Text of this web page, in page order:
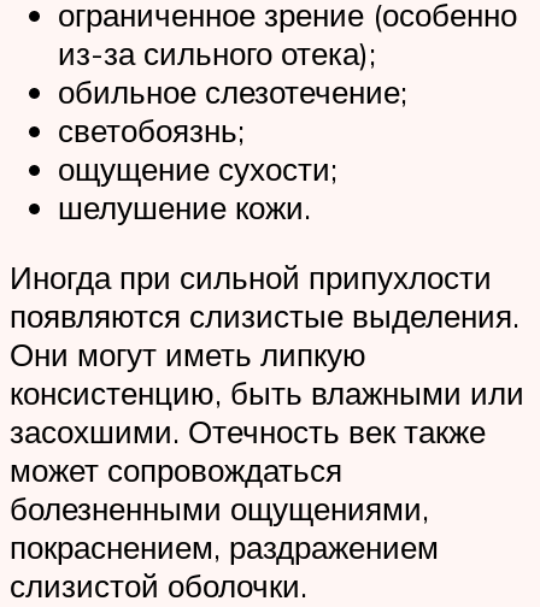
ограниченное зрение (особенно
из-за сильного отека);
обильное слезотечение;
светобоязнь;
ощущение сухости;
шелушение кожи.
Иногда при сильной припухлости
появляются слизистые выделения.
Они могут иметь липкую
консистенцию, быть влажными или
засохшими. Отечность век также
может сопровождаться
болезненными ощущениями,
покраснением, раздражением
слизистой оболочки.